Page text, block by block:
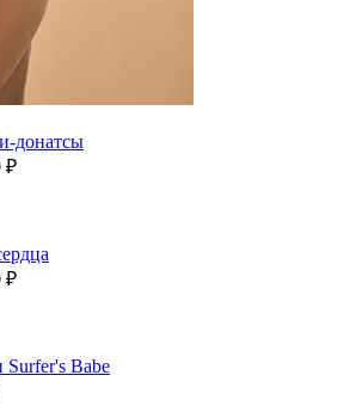
донатсы
₽
₽
Surfer's Babe